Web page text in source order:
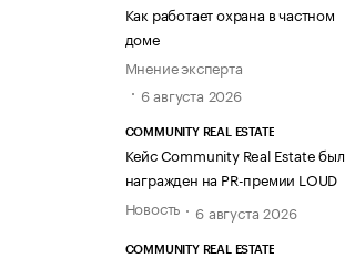
Как работает охрана в частном
доме
Мнение эксперта
6 августа 2026
COMMUNITY REAL ESTATE
Кейс Community Real Estate был
награжден на PR-премии LOUD
Новость
6 августа 2026
COMMUNITY REAL ESTATE